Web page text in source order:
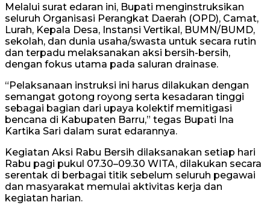
Melalui surat edaran ini, Bupati menginstruksikan
seluruh Organisasi Perangkat Daerah (OPD), Camat,
Lurah, Kepala Desa, Instansi Vertikal, BUMN/BUMD,
sekolah, dan dunia usaha/swasta untuk secara rutin
dan terpadu melaksanakan aksi bersih-bersih,
dengan fokus utama pada saluran drainase.
“Pelaksanaan instruksi ini harus dilakukan dengan
semangat gotong royong serta kesadaran tinggi
sebagai bagian dari upaya kolektif memitigasi
bencana di Kabupaten Barru,” tegas Bupati Ina
Kartika Sari dalam surat edarannya.
Kegiatan Aksi Rabu Bersih dilaksanakan setiap hari
Rabu pagi pukul 07.30–09.30 WITA, dilakukan secara
serentak di berbagai titik sebelum seluruh pegawai
dan masyarakat memulai aktivitas kerja dan
kegiatan harian.